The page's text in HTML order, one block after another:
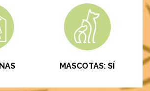
MASCOTAS: SÍ